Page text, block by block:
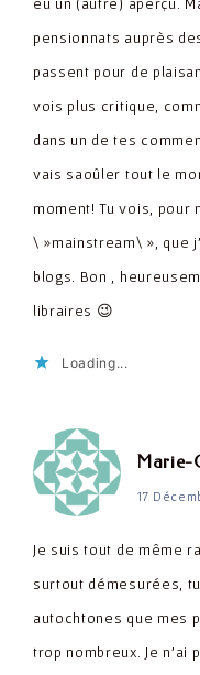
pensionnats auprès
passent pour de
vois plus critique,
dans un de tes
vais saoûler tout le
moment! Tu vois, pour
\ »mainstream\ », que
blogs. Bon ,
libraires 😉
Loading...
Marie-
17
Je suis tout de même
surtout démesurées,
autochtones que mes
trop nombreux. Je n'ai